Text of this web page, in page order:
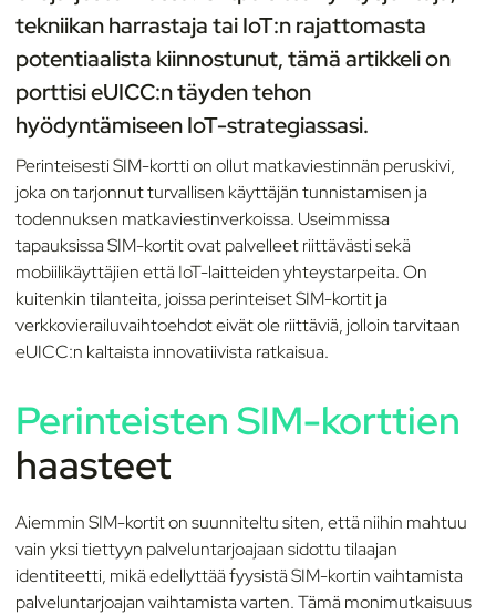
tekniikan harrastaja tai IoT:n rajattomasta
potentiaalista kiinnostunut, tämä artikkeli on
porttisi eUICC:n täyden tehon
hyödyntämiseen IoT-strategiassasi.
Perinteisesti SIM-kortti on ollut matkaviestinnän peruskivi,
joka on tarjonnut turvallisen käyttäjän tunnistamisen ja
todennuksen matkaviestinverkoissa. Useimmissa
tapauksissa SIM-kortit ovat palvelleet riittävästi sekä
mobiilikäyttäjien että IoT-laitteiden yhteystarpeita. On
kuitenkin tilanteita, joissa perinteiset SIM-kortit ja
verkkovierailuvaihtoehdot eivät ole riittäviä, jolloin tarvitaan
eUICC:n kaltaista innovatiivista ratkaisua.
Perinteisten SIM-korttien
haasteet
Aiemmin SIM-kortit on suunniteltu siten, että niihin mahtuu
vain yksi tiettyyn palveluntarjoajaan sidottu tilaajan
identiteetti, mikä edellyttää fyysistä SIM-kortin vaihtamista
palveluntarjoajan vaihtamista varten. Tämä monimutkaisuus